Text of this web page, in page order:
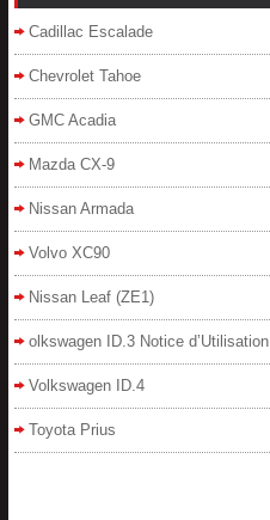
Cadillac Escalade
Chevrolet Tahoe
GMC Acadia
Mazda CX-9
Nissan Armada
Volvo XC90
Nissan Leaf (ZE1)
olkswagen ID.3 Notice d’Utilisation
Volkswagen ID.4
Toyota Prius